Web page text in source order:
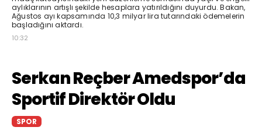
aylıklarının artışlı şekilde hesaplara yatırıldığını duyurdu. Bakan,
Ağustos ayı kapsamında 10,3 milyar lira tutarındaki ödemelerin
başladığını aktardı.
10:32